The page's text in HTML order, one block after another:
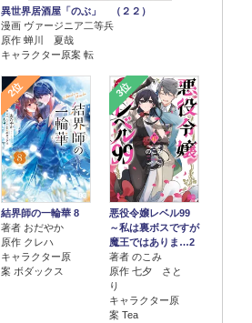
異世界居酒屋「のぶ」 （２２）
漫画 ヴァージニア二等兵
原作 蝉川 夏哉
キャラクター原案 転
2位
結界師の一輪華 8
著者 おだやか
原作 クレハ
キャラクター原
案 ボダックス
3位
悪役令嬢レベル99
～私は裏ボスですが
魔王ではありま…2
著者 のこみ
原作 七夕 さと
り
キャラクター原
案 Tea